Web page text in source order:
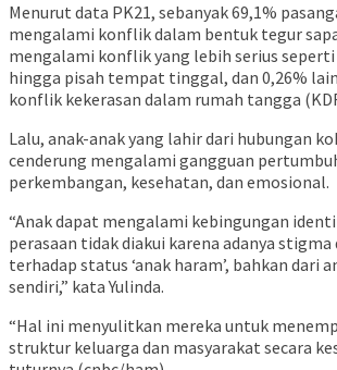
Menurut data PK21, sebanyak 69,1%
mengalami konflik dalam bentuk tegur
mengalami konflik yang lebih serius
hingga pisah tempat tinggal, dan 0,26%
konflik kekerasan dalam rumah tangga
Lalu, anak-anak yang lahir dari hubungan
cenderung mengalami gangguan
perkembangan, kesehatan, dan emosional.
“Anak dapat mengalami kebingungan
perasaan tidak diakui karena adanya
terhadap status ‘anak haram’, bahkan dari
sendiri,” kata Yulinda.
“Hal ini menyulitkan mereka untuk
struktur keluarga dan masyarakat secara